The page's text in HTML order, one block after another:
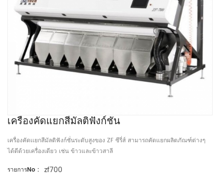
เครื่องคัดแยกสีมัลติฟังก์ชั่น
เครื่องคัดเเยกสีมัลติฟังก์ชั่นระดับสูงของ ZF ซีรี่ส์ สามารถคัดแยกผลิตภัณฑ์ต่างๆ
ได้ดีด้วยเครื่องเดียว เช่น ข้าวและข้าวสาลี
รายการNo : zf700